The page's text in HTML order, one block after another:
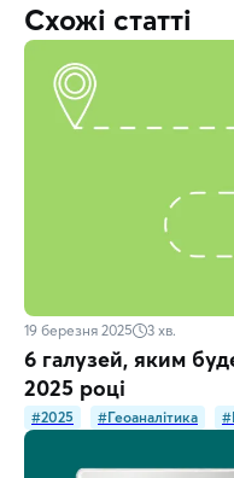
Схожі статті
19 березня 2025 3 хв.
6 галузей, яким
2025 році
#2025 #Геоаналітика